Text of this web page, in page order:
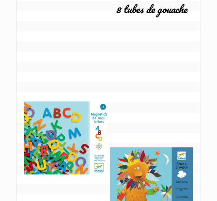
8 tubes de gouache